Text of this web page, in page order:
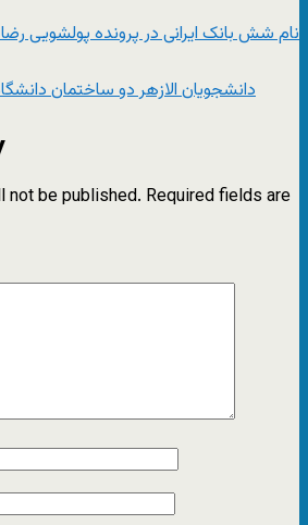
نام شش بانک ایرانی در پرونده پولشویی
دانشجویان الازهر دو ساختمان
not be published. Required fields are